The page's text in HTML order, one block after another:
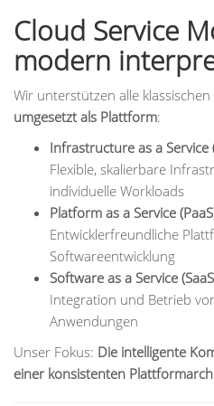
Cloud Service
modern
Wir unterstützen alle
umgesetzt als Plattform:
Infrastructure as a Service
Flexible, skalierbare
individuelle Workloads
Platform as a Service
Entwicklerfreundliche
Softwareentwicklung
Software as a Service
Integration und Betrieb
Anwendungen
Unser Fokus: Die intelligente
einer konsistenten